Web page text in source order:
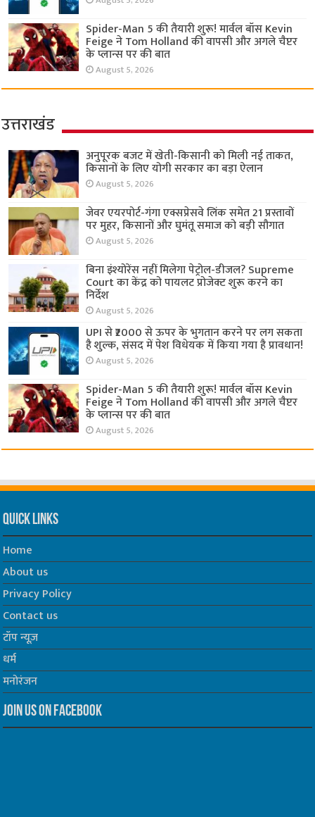
Spider-Man 5 की तैयारी शुरू! मार्वल बॉस Kevin
Feige ने Tom Holland की वापसी और अगले चैप्टर
के प्लान्स पर की बात
August 5, 2026
उत्तराखंड
अनुपूरक बजट में खेती-किसानी को मिली नई ताकत,
किसानों के लिए योगी सरकार का बड़ा ऐलान
August 5, 2026
जेवर एयरपोर्ट-गंगा एक्सप्रेसवे लिंक समेत 21 प्रस्तावों
पर मुहर, किसानों और घुमंतू समाज को बड़ी सौगात
August 5, 2026
बिना इंश्योरेंस नहीं मिलेगा पेट्रोल-डीजल? Supreme
Court का केंद्र को पायलट प्रोजेक्ट शुरू करने का
निर्देश
August 5, 2026
UPI से ₹2000 से ऊपर के भुगतान करने पर लग सकता
है शुल्क, संसद में पेश विधेयक में किया गया है प्रावधान!
August 5, 2026
Spider-Man 5 की तैयारी शुरू! मार्वल बॉस Kevin
Feige ने Tom Holland की वापसी और अगले चैप्टर
के प्लान्स पर की बात
August 5, 2026
Quick Links
Home
About us
Privacy Policy
Contact us
टॉप न्यूज़
धर्म
मनोरंजन
Join us on Facebook